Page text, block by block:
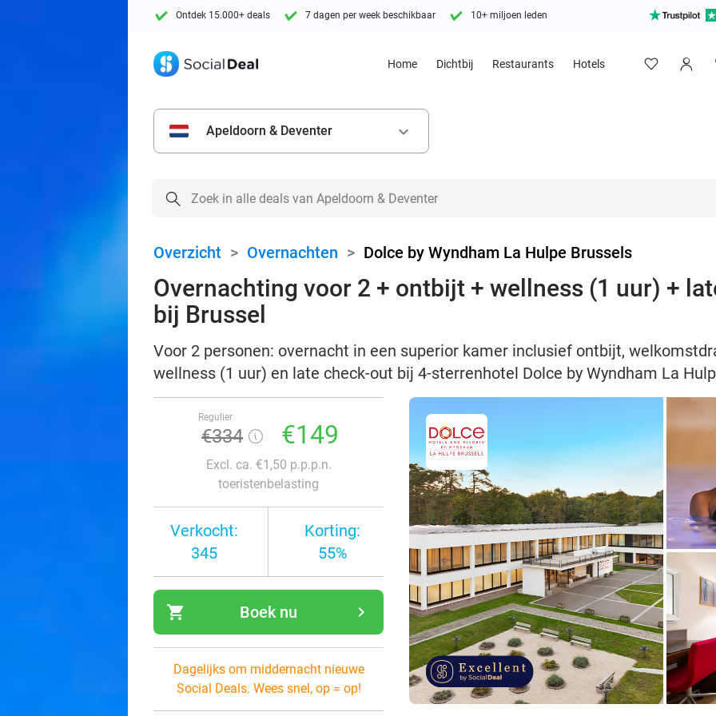
Ontdek 15.000+ deals 7 dagen per week beschikbaar 10+ miljoen leden
Home Dichtbij Restaurants Hotels
Apeldoorn & Deventer keyboard_arrow_down
Overzicht > Overnachten > Dolce by Wyndham La Hulpe Brussels
Overnachting voor 2 + ontbijt + wellness (1 uur) +
bij Brussel
Voor 2 personen: overnacht in een superior kamer inclusief ontbijt,
wellness (1 uur) en late check-out bij 4-sterrenhotel Dolce by Wyndham La
Regulier
€334 €149
Excl. ca. €1,50 p.p.p.n.
toeristenbelasting
Verkocht:
345
Korting:
55%
shopping_cart navigate_next
Boek nu
Dagelijks om middernacht nieuwe
Social Deals. Wees snel, op = op!